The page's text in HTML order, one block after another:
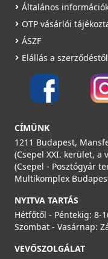
Általános
OTP vásárlói
ÁSZF
Elállás a szerződéstől
CÍMÜNK
1211 Budapest,
(Csepel XXI. kerület, a
(Csepel - Posztógyár
Multikomplex
NYITVA TARTÁS
Hétfőtől - Péntekig: 8-
Szombat - Vasárnap:
VEVŐSZOLGÁLAT